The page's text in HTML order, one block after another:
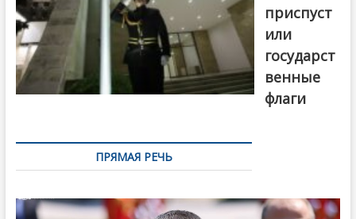
приспуст
или
государст
венные
флаги
ПРЯМАЯ РЕЧЬ